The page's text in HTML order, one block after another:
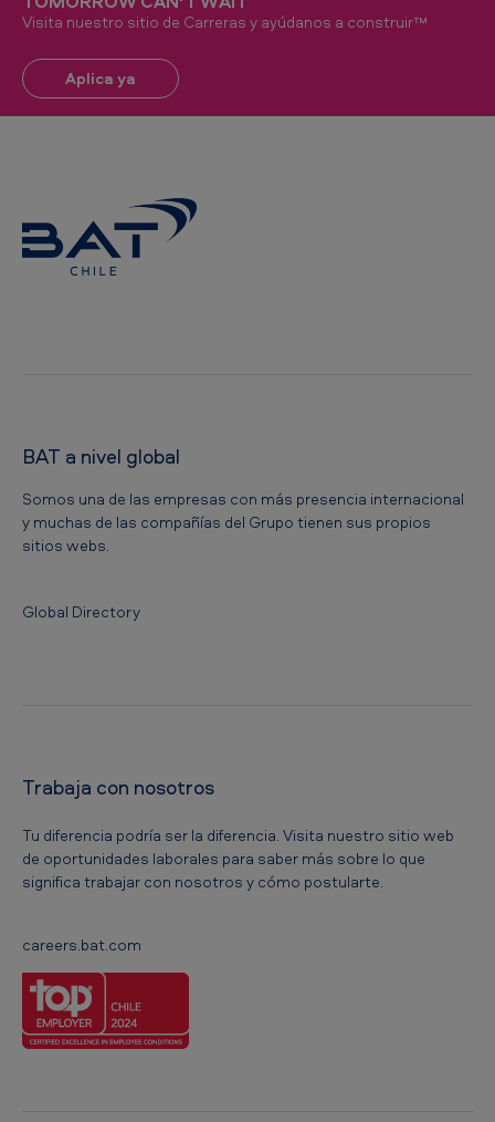
Visita nuestro sitio de Carreras y ayúdanos a construir™
Aplica ya
BAT a nivel global
Somos una de las empresas con más presencia internacional
y muchas de las compañías del Grupo tienen sus propios
sitios webs.
Global Directory
Trabaja con nosotros
Tu diferencia podría ser la diferencia. Visita nuestro sitio web
de oportunidades laborales para saber más sobre lo que
significa trabajar con nosotros y cómo postularte.
careers.bat.com